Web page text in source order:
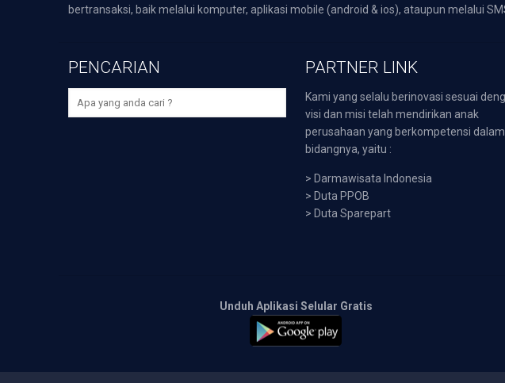
bertransaksi, baik melalui komputer, aplikasi mobile (android & ios), ataupun melalui
PENCARIAN PARTNER LINK
Kami yang selalu berinovasi sesuai
visi dan misi telah mendirikan anak
perusahaan yang berkompetensi dalam
bidangnya, yaitu :
> Darmawisata Indonesia
> Duta PPOB
> Duta Sparepart
Unduh Aplikasi Selular Gratis